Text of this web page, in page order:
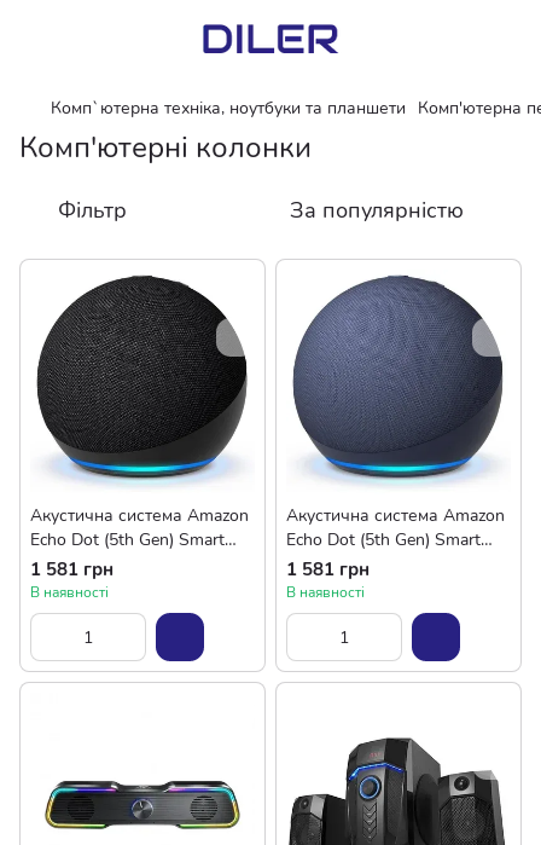
Комп`ютерна техніка, ноутбуки та планшети Комп'ютерна
Комп'ютерні колонки
Фільтр За популярністю
Акустична система Amazon
Echo Dot (5th Gen) Smart
Speaker with Alexa
Charcoal_JP
1 581 грн
В наявності
Акустична система Amazon
Echo Dot (5th Gen) Smart
Speaker with Alexa Deep Sea
Blue_JP
1 581 грн
В наявності